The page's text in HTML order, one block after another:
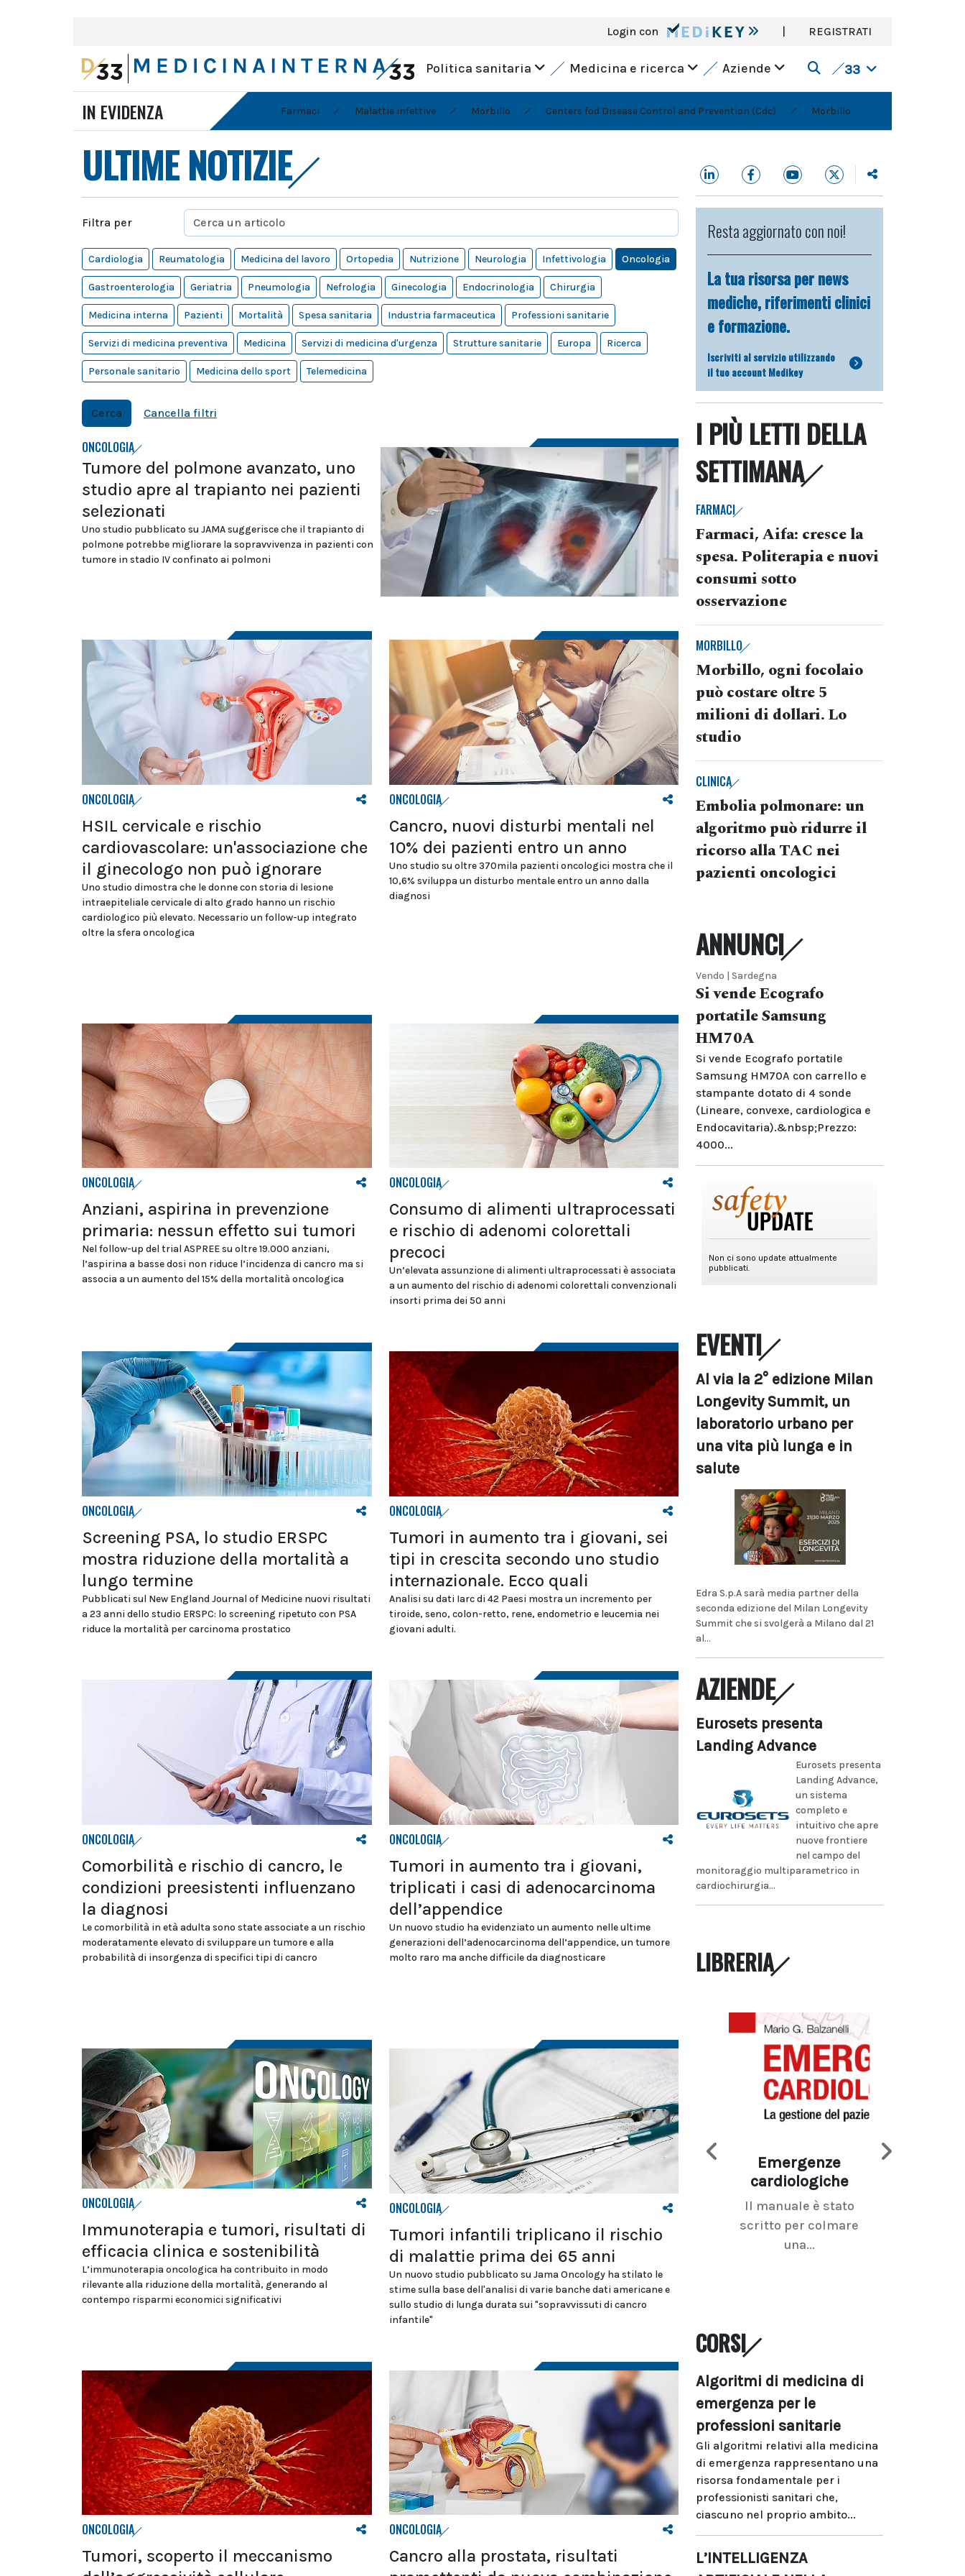
Login con | REGISTRATI
Politica sanitaria Medicina e ricerca Aziende 33
IN EVIDENZA Farmaci Malattie infettive Morbillo Centers fod Disease Control and Prevention (Cdc) Morbillo
ULTIME NOTIZIE
Filtra per
Cardiologia Reumatologia Medicina del lavoro Ortopedia Nutrizione Neurologia Infettivologia Oncologia
Gastroenterologia Geriatria Pneumologia Nefrologia Ginecologia Endocrinologia Chirurgia
Medicina interna Pazienti Mortalità Spesa sanitaria Industria farmaceutica Professioni sanitarie
Servizi di medicina preventiva Medicina Servizi di medicina d'urgenza Strutture sanitarie Europa Ricerca
Personale sanitario Medicina dello sport Telemedicina
Cerca Cancella filtri
ONCOLOGIA
Tumore del polmone avanzato, uno
studio apre al trapianto nei pazienti
selezionati
Uno studio pubblicato su JAMA suggerisce che il trapianto di
polmone potrebbe migliorare la sopravvivenza in pazienti con
tumore in stadio IV confinato ai polmoni
ONCOLOGIA
HSIL cervicale e rischio
cardiovascolare: un'associazione che
il ginecologo non può ignorare
Uno studio dimostra che le donne con storia di lesione
intraepiteliale cervicale di alto grado hanno un rischio
cardiologico più elevato. Necessario un follow-up integrato
oltre la sfera oncologica
ONCOLOGIA
Cancro, nuovi disturbi mentali nel
10% dei pazienti entro un anno
Uno studio su oltre 370mila pazienti oncologici mostra che il
10,6% sviluppa un disturbo mentale entro un anno dalla
diagnosi
ONCOLOGIA
Anziani, aspirina in prevenzione
primaria: nessun effetto sui tumori
Nel follow-up del trial ASPREE su oltre 19.000 anziani,
l’aspirina a basse dosi non riduce l’incidenza di cancro ma si
associa a un aumento del 15% della mortalità oncologica
ONCOLOGIA
Consumo di alimenti ultraprocessati
e rischio di adenomi colorettali
precoci
Un’elevata assunzione di alimenti ultraprocessati è associata
a un aumento del rischio di adenomi colorettali convenzionali
insorti prima dei 50 anni
ONCOLOGIA
Screening PSA, lo studio ERSPC
mostra riduzione della mortalità a
lungo termine
Pubblicati sul New England Journal of Medicine nuovi risultati
a 23 anni dello studio ERSPC: lo screening ripetuto con PSA
riduce la mortalità per carcinoma prostatico
ONCOLOGIA
Tumori in aumento tra i giovani, sei
tipi in crescita secondo uno studio
internazionale. Ecco quali
Analisi su dati Iarc di 42 Paesi mostra un incremento per
tiroide, seno, colon-retto, rene, endometrio e leucemia nei
giovani adulti.
ONCOLOGIA
Comorbilità e rischio di cancro, le
condizioni preesistenti influenzano
la diagnosi
Le comorbilità in età adulta sono state associate a un rischio
moderatamente elevato di sviluppare un tumore e alla
probabilità di insorgenza di specifici tipi di cancro
ONCOLOGIA
Tumori in aumento tra i giovani,
triplicati i casi di adenocarcinoma
dell’appendice
Un nuovo studio ha evidenziato un aumento nelle ultime
generazioni dell’adenocarcinoma dell’appendice, un tumore
molto raro ma anche difficile da diagnosticare
ONCOLOGIA
Immunoterapia e tumori, risultati di
efficacia clinica e sostenibilità
L’immunoterapia oncologica ha contribuito in modo
rilevante alla riduzione della mortalità, generando al
contempo risparmi economici significativi
ONCOLOGIA
Tumori infantili triplicano il rischio
di malattie prima dei 65 anni
Un nuovo studio pubblicato su Jama Oncology ha stilato le
stime sulla base dell'analisi di varie banche dati americane e
sullo studio di lunga durata sui "sopravvissuti di cancro
infantile"
ONCOLOGIA
Tumori, scoperto il meccanismo
ONCOLOGIA
Cancro alla prostata, risultati
Resta aggiornato con noi!
La tua risorsa per news
mediche, riferimenti clinici
e formazione.
Iscriviti al servizio utilizzando
il tuo account Medikey
I PIÙ LETTI DELLA
SETTIMANA
FARMACI
Farmaci, Aifa: cresce la
spesa. Politerapia e nuovi
consumi sotto
osservazione
MORBILLO
Morbillo, ogni focolaio
può costare oltre 5
milioni di dollari. Lo
studio
CLINICA
Embolia polmonare: un
algoritmo può ridurre il
ricorso alla TAC nei
pazienti oncologici
ANNUNCI
Vendo | Sardegna
Si vende Ecografo
portatile Samsung
HM70A
Si vende Ecografo portatile
Samsung HM70A con carrello e
stampante dotato di 4 sonde
(Lineare, convexe, cardiologica e
Endocavitaria).&nbsp;Prezzo:
4000...
EVENTI
Al via la 2° edizione Milan
Longevity Summit, un
laboratorio urbano per
una vita più lunga e in
salute
Edra S.p.A sarà media partner della
seconda edizione del Milan Longevity
Summit che si svolgerà a Milano dal 21
al...
AZIENDE
Eurosets presenta
Landing Advance
Eurosets presenta
Landing Advance,
un sistema
completo e
intuitivo che apre
nuove frontiere
nel campo del
monitoraggio multiparametrico in
cardiochirurgia...
LIBRERIA
Emergenze
cardiologiche
Il manuale è stato
scritto per colmare
una...
CORSI
Algoritmi di medicina di
emergenza per le
professioni sanitarie
Gli algoritmi relativi alla medicina
di emergenza rappresentano una
risorsa fondamentale per i
professionisti sanitari che,
ciascuno nel proprio ambito...
L’INTELLIGENZA